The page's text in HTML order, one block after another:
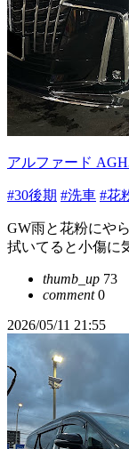
アルファード
#30後期 #洗車 #花
GW雨と花粉にや
拭いてると小傷に
thumb_up 73
comment0
2026/05/11 21:55